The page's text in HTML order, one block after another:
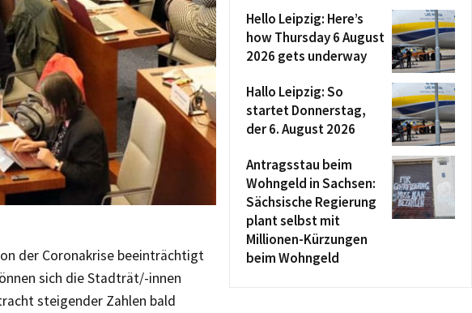
der Coronakrise beeinträchtigt
sich die Stadträt/-innen
steigender Zahlen bald
Hello Leipzig: Here’s
how Thursday 6 August
2026 gets underway
Hallo Leipzig: So
startet Donnerstag,
der 6. August 2026
Antragsstau beim
Wohngeld in Sachsen:
Sächsische Regierung
plant selbst mit
Millionen-Kürzungen
beim Wohngeld